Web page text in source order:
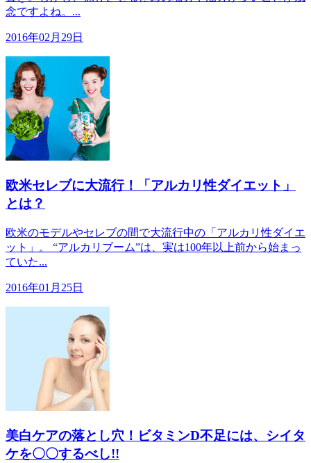
念ですよね。...
2016年02月29日
欧米セレブに大流行！「アルカリ性ダイエット」
とは？
欧米のモデルやセレブの間で大流行中の「アルカリ性ダイエ
ット」。 “アルカリブーム”は、実は100年以上前から始まっ
ていた...
2016年01月25日
美白ケアの落とし穴！ビタミンD不足には、シイタ
ケを〇〇するべし!!